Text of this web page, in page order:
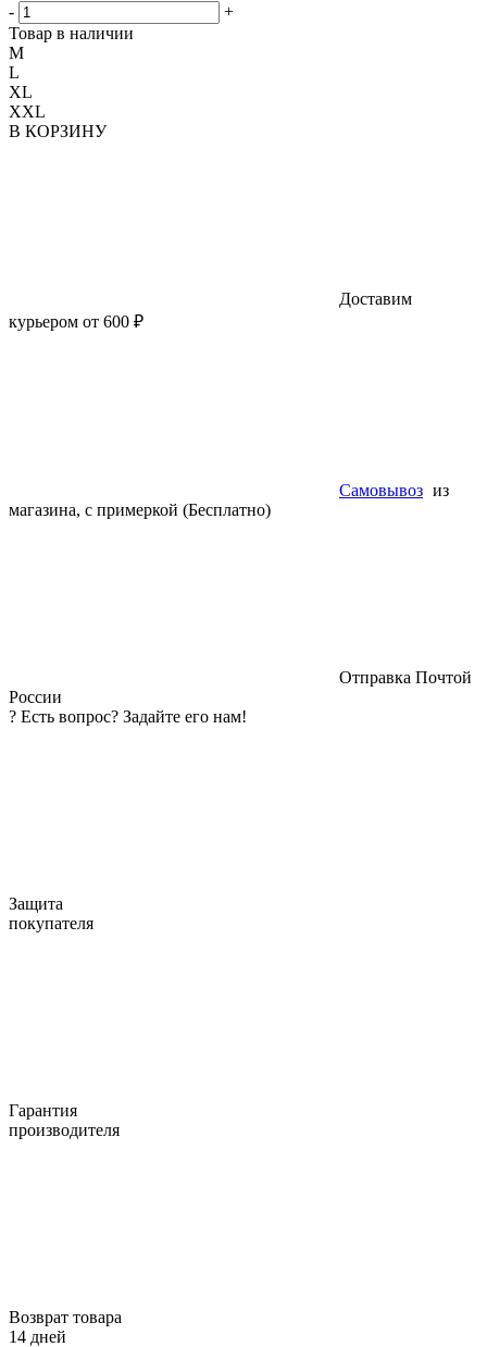
-
+
Товар в наличии
M
L
XL
XXL
В КОРЗИНУ
Доставим
курьером от 600 ₽
Самовывоз из
магазина, с примеркой (Бесплатно)
Отправка Почтой
России
? Есть вопрос? Задайте его нам!
Защита
покупателя
Гарантия
производителя
Возврат товара
14 дней